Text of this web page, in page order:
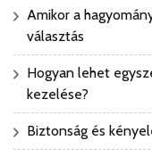
Amikor a
választás
Hogyan lehet
kezelése?
Biztonság és